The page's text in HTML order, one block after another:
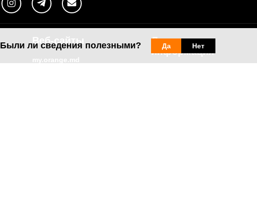
Были ли сведения полезными? Да Нет
Веб-сайты
my.orange.md
Легальная
информация